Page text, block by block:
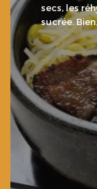
secs, les
sucrée.